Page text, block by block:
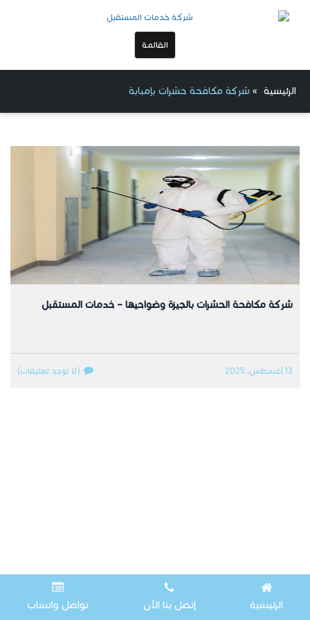
القائمة
الرئيسية » شركة مكافحة حشرات بإمبابة
شركة مكافحة الحشرات بالجيزة وضواحيها – خدمات المستقبل
13 أغسطس، 2025 (لا توجد تعليقات)
الرئيسية إتصل بنا الآن تواصل واتساب